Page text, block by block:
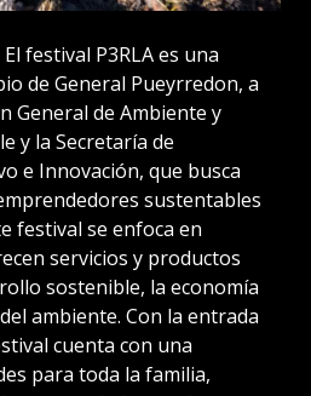
festival P3RLA es una
de General Pueyrredon, a
General de Ambiente y
y la Secretaría de
e Innovación, que busca
sustentables
festival se enfoca en
servicios y productos
sostenible, la economía
ambiente. Con la entrada
cuenta con una
para toda la familia,